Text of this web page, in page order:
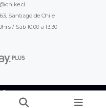
Santiago de Chile
/ Sáb 10:00 a 13:30
© 2026
vendo con